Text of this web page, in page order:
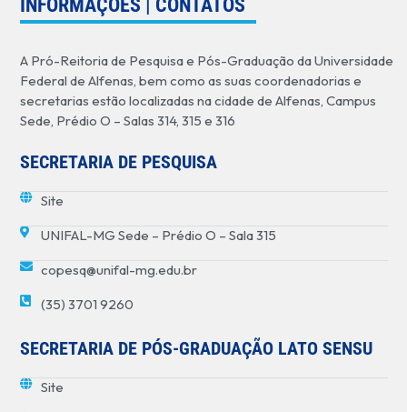
INFORMAÇÕES | CONTATOS
A Pró-Reitoria de Pesquisa e Pós-Graduação da Universidade
Federal de Alfenas, bem como as suas coordenadorias e
secretarias estão localizadas na cidade de Alfenas, Campus
Sede, Prédio O – Salas 314, 315 e 316
SECRETARIA DE PESQUISA
Site
UNIFAL-MG Sede – Prédio O – Sala 315
copesq@unifal-mg.edu.br
(35) 3701 9260
SECRETARIA DE PÓS-GRADUAÇÃO LATO SENSU
Site